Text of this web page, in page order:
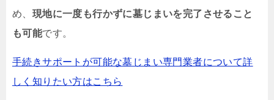
め、 現地に一度も行かずに墓じまいを完了させること
も可能です。
手続きサポートが可能な墓じまい専門業者について詳
しく知りたい方はこちら